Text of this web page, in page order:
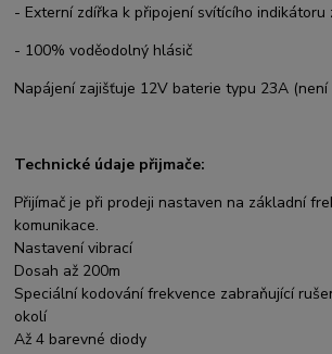
- Externí zdířka k připojení svítícího indikátoru
- 100% voděodolný hlásič
Napájení zajišťuje 12V baterie typu 23A (není
Technické údaje přijmače:
Přijímač je při prodeji nastaven na základní
komunikace.
Nastavení vibrací
Dosah až 200m
Speciální kodování frekvence zabraňující
okolí
Až 4 barevné diody